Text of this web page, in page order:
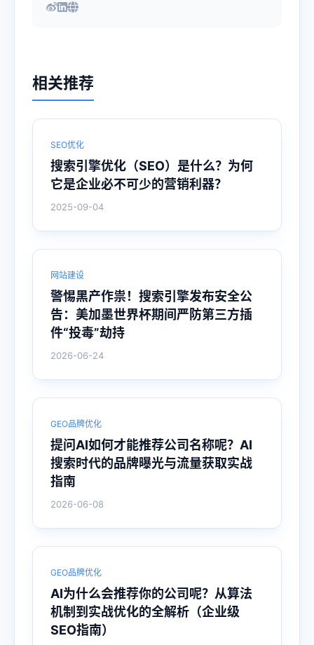
相关推荐
SEO优化
搜索引擎优化（SEO）是什么？为何
它是企业必不可少的营销利器？
2025-09-04
网站建设
警惕黑产作祟！搜索引擎发布安全公
告：美加墨世界杯期间严防第三方插
件“投毒”劫持
2026-06-24
GEO品牌优化
提问AI如何才能推荐公司名称呢？AI
搜索时代的品牌曝光与流量获取实战
指南
2026-06-08
GEO品牌优化
AI为什么会推荐你的公司呢？从算法
机制到实战优化的全解析（企业级
SEO指南）